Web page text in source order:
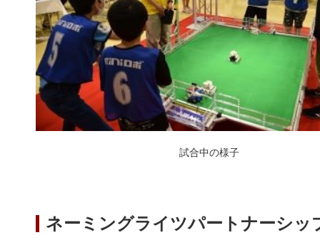
試合中の様子
ネーミングライツパートナーシ